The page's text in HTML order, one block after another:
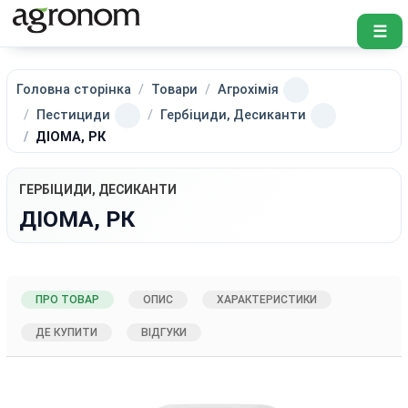
☰
Головна сторінка Товари
Агрохімія
Пестициди
Гербіциди, Десиканти
ДІОМА, РК
ГЕРБІЦИДИ, ДЕСИКАНТИ
ДІОМА, РК
ПРО ТОВАР ОПИС ХАРАКТЕРИСТИКИ
ДЕ КУПИТИ ВІДГУКИ